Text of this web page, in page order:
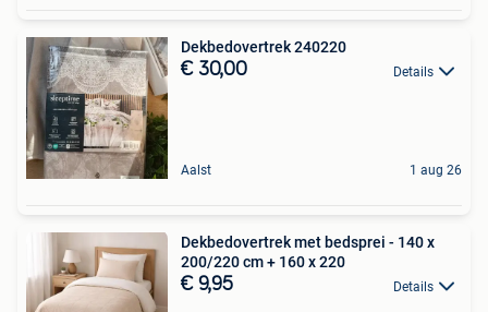
Dekbedovertrek 240220
€ 30,00 Details
Aalst 1 aug 26
Dekbedovertrek met bedsprei - 140 x
200/220 cm + 160 x 220
€ 9,95 Details